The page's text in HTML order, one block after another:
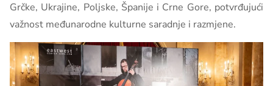
Grčke, Ukrajine, Poljske, Španije i Crne Gore, potvrđujući
važnost međunarodne kulturne saradnje i razmjene.